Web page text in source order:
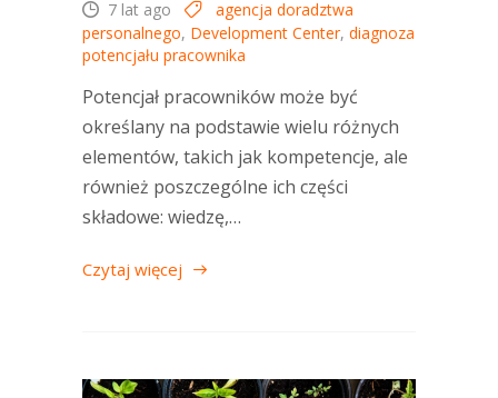
7 lat ago
agencja doradztwa
personalnego, Development Center, diagnoza
potencjału pracownika
Potencjał pracowników może być
określany na podstawie wielu różnych
elementów, takich jak kompetencje, ale
również poszczególne ich części
składowe: wiedzę,…
Czytaj więcej